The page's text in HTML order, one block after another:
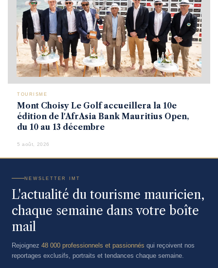
TOURISME
Mont Choisy Le Golf accueillera la 10e
édition de l'AfrAsia Bank Mauritius Open,
du 10 au 13 décembre
5 août, 2026
NEWSLETTER IMT
L'actualité du tourisme mauricien,
chaque semaine dans votre boîte
mail
Rejoignez 48 000 professionnels et passionnés qui reçoivent nos
reportages exclusifs, portraits et tendances chaque semaine.